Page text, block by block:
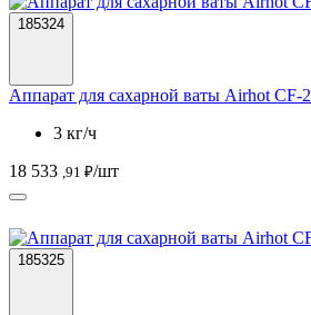
185324
Аппарат для сахарной ваты Airhot CF-2
3 кг/ч
18 533 ,91 ₽/шт
185325